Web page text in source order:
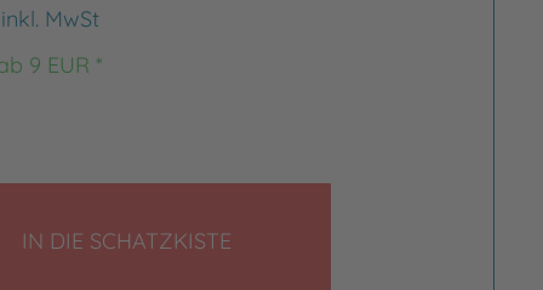
inkl. MwSt
9 EUR *
IN DIE SCHATZKISTE